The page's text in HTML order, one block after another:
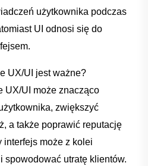
użytkownika podczas⁢
UI odnosi się⁢ do
UX/UI jest ‍ważne?
UX/UI może znacząco
zwiększyć
a także poprawić reputację
interfejs może z kolei
spowodować utratę klientów.